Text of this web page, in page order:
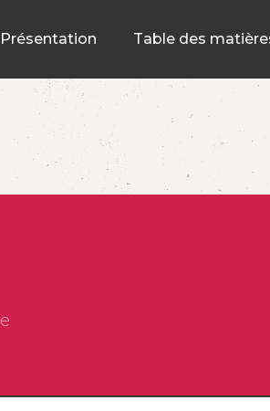
Présentation Table des